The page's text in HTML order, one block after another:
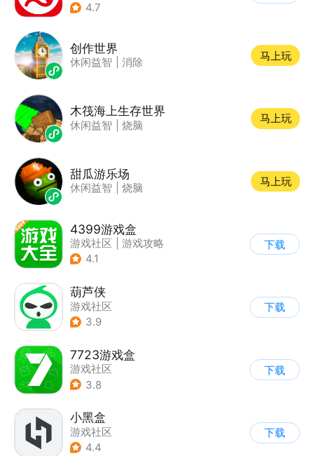
4.7
创作世界
休闲益智 消除
马上玩
木筏海上生存世界
休闲益智 烧脑
马上玩
甜瓜游乐场
休闲益智 烧脑
马上玩
4399游戏盒
游戏社区
游戏攻略
4.1
下载
葫芦侠
游戏社区
3.9
下载
7723游戏盒
游戏社区
3.8
下载
小黑盒
游戏社区
4.4
下载